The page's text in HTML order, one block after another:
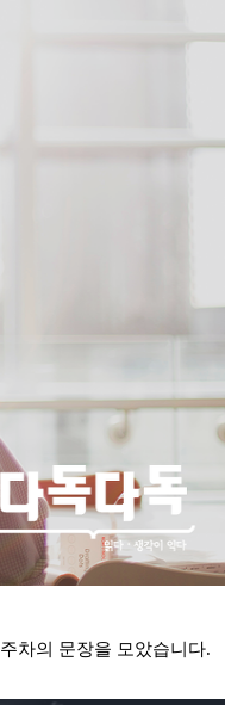
주차의 문장을 모았습니다.